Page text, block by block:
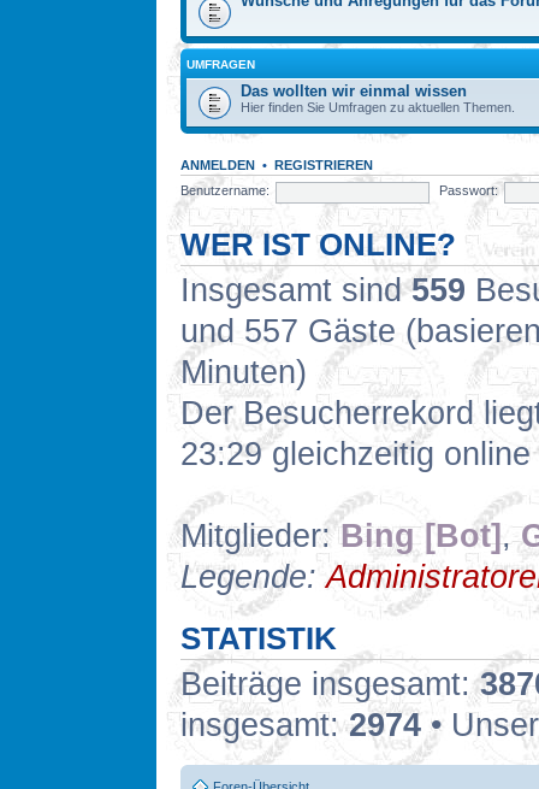
UMFRAGEN
Das wollten wir einmal wissen
Hier finden Sie Umfragen zu aktuellen Themen.
ANMELDEN • REGISTRIEREN
Benutzername:
Passwort:
WER IST ONLINE?
Insgesamt sind559
und 557 Gäste
Minuten)
Der Besucherrekord
23:29 gleichzeitig
Mitglieder:Bing [Bot],
Legende:
STATISTIK
Beiträge insgesamt:
insgesamt:2974 •